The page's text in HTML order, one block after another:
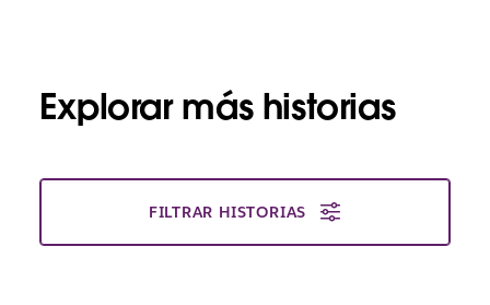
Explorar más historias
FILTRAR HISTORIAS